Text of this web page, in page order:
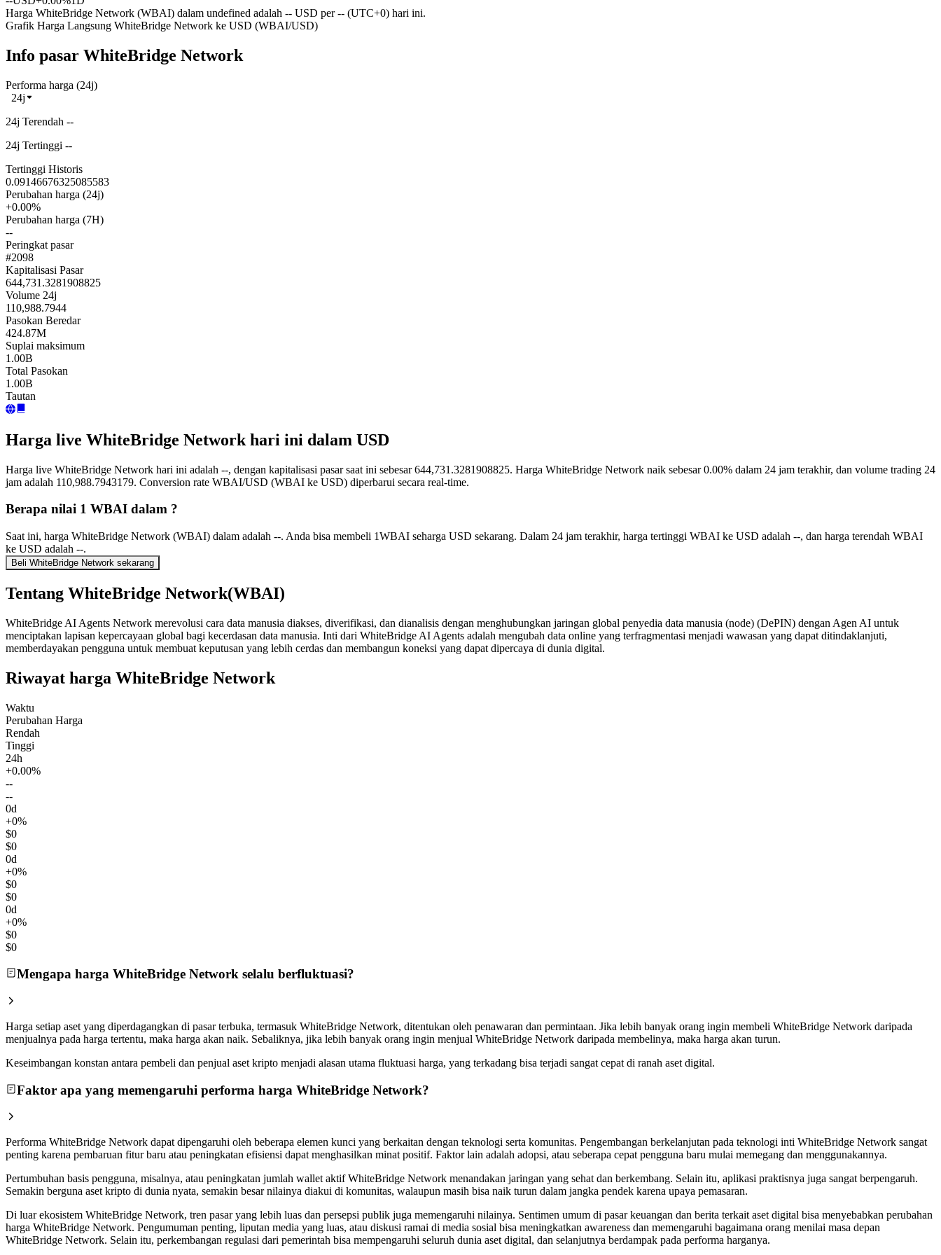
Harga WhiteBridge Network (WBAI) dalam undefined adalah -- USD per -- (UTC+0) hari ini.
Grafik Harga Langsung WhiteBridge Network ke USD (WBAI/USD)
Info pasar WhiteBridge Network
Performa harga (24j)
24j
24j Terendah --
24j Tertinggi --
Tertinggi Historis
0.09146676325085583
Perubahan harga (24j)
+0.00%
Perubahan harga (7H)
--
Peringkat pasar
#2098
Kapitalisasi Pasar
644,731.3281908825
Volume 24j
110,988.7944
Pasokan Beredar
424.87M
Suplai maksimum
1.00B
Total Pasokan
1.00B
Tautan
Harga live WhiteBridge Network hari ini dalam USD
Harga live WhiteBridge Network hari ini adalah --, dengan kapitalisasi pasar saat ini sebesar 644,731.3281908825. Harga WhiteBridge Network naik sebesar 0.00% dalam 24 jam terakhir, dan volume trading 24
jam adalah 110,988.7943179. Conversion rate WBAI/USD (WBAI ke USD) diperbarui secara real-time.
Berapa nilai 1 WBAI dalam ?
Saat ini, harga WhiteBridge Network (WBAI) dalam adalah --. Anda bisa membeli 1WBAI seharga USD sekarang. Dalam 24 jam terakhir, harga tertinggi WBAI ke USD adalah --, dan harga terendah WBAI
ke USD adalah --.
Beli WhiteBridge Network sekarang
Tentang WhiteBridge Network(WBAI)
WhiteBridge AI Agents Network merevolusi cara data manusia diakses, diverifikasi, dan dianalisis dengan menghubungkan jaringan global penyedia data manusia (node) (DePIN) dengan Agen AI untuk
menciptakan lapisan kepercayaan global bagi kecerdasan data manusia. Inti dari WhiteBridge AI Agents adalah mengubah data online yang terfragmentasi menjadi wawasan yang dapat ditindaklanjuti,
memberdayakan pengguna untuk membuat keputusan yang lebih cerdas dan membangun koneksi yang dapat dipercaya di dunia digital.
Riwayat harga WhiteBridge Network
Waktu
Perubahan Harga
Rendah
Tinggi
24h
+0.00%
--
--
0d
+0%
$0
$0
0d
+0%
$0
$0
0d
+0%
$0
$0
Mengapa harga WhiteBridge Network selalu berfluktuasi?
Harga setiap aset yang diperdagangkan di pasar terbuka, termasuk WhiteBridge Network, ditentukan oleh penawaran dan permintaan. Jika lebih banyak orang ingin membeli WhiteBridge Network daripada
menjualnya pada harga tertentu, maka harga akan naik. Sebaliknya, jika lebih banyak orang ingin menjual WhiteBridge Network daripada membelinya, maka harga akan turun.
Keseimbangan konstan antara pembeli dan penjual aset kripto menjadi alasan utama fluktuasi harga, yang terkadang bisa terjadi sangat cepat di ranah aset digital.
Faktor apa yang memengaruhi performa harga WhiteBridge Network?
Performa WhiteBridge Network dapat dipengaruhi oleh beberapa elemen kunci yang berkaitan dengan teknologi serta komunitas. Pengembangan berkelanjutan pada teknologi inti WhiteBridge Network sangat
penting karena pembaruan fitur baru atau peningkatan efisiensi dapat menghasilkan minat positif. Faktor lain adalah adopsi, atau seberapa cepat pengguna baru mulai memegang dan menggunakannya.
Pertumbuhan basis pengguna, misalnya, atau peningkatan jumlah wallet aktif WhiteBridge Network menandakan jaringan yang sehat dan berkembang. Selain itu, aplikasi praktisnya juga sangat berpengaruh.
Semakin berguna aset kripto di dunia nyata, semakin besar nilainya diakui di komunitas, walaupun masih bisa naik turun dalam jangka pendek karena upaya pemasaran.
Di luar ekosistem WhiteBridge Network, tren pasar yang lebih luas dan persepsi publik juga memengaruhi nilainya. Sentimen umum di pasar keuangan dan berita terkait aset digital bisa menyebabkan perubahan
harga WhiteBridge Network. Pengumuman penting, liputan media yang luas, atau diskusi ramai di media sosial bisa meningkatkan awareness dan memengaruhi bagaimana orang menilai masa depan
WhiteBridge Network. Selain itu, perkembangan regulasi dari pemerintah bisa mempengaruhi seluruh dunia aset digital, dan selanjutnya berdampak pada performa harganya.